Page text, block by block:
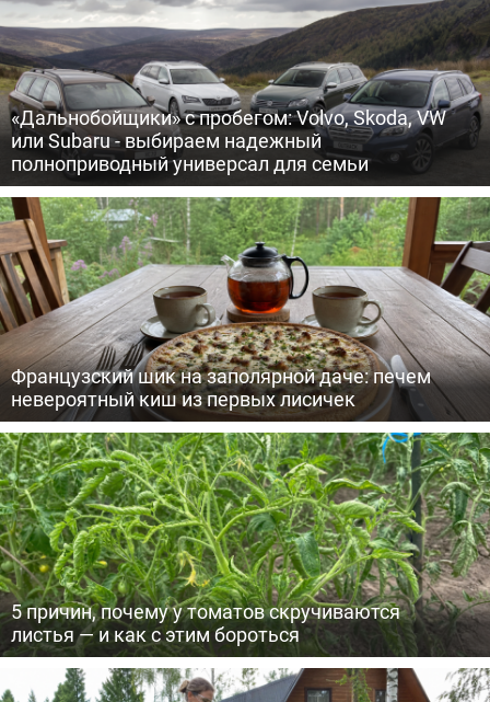
«Дальнобойщики» с пробегом: Volvo, Skoda, VW
или Subaru - выбираем надежный
полноприводный универсал для семьи
Французский шик на заполярной даче: печем
невероятный киш из первых лисичек
5 причин, почему у томатов скручиваются
листья — и как с этим бороться